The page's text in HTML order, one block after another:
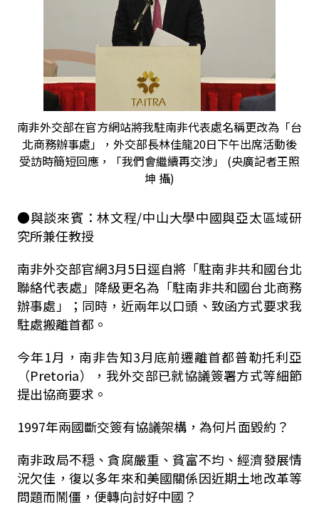
南非外交部在官方網站將我駐南非代表處名稱更改為「台
北商務辦事處」，外交部長林佳龍20日下午出席活動後
受訪時簡短回應，「我們會繼續再交涉」 (央廣記者王照
坤 攝)
●與談來賓：林文程/中山大學中國與亞太區域研
究所兼任教授
南非外交部官網3月5日逕自將「駐南非共和國台北
聯絡代表處」降級更名為「駐南非共和國台北商務
辦事處」；同時，近兩年以口頭、致函方式要求我
駐處搬離首都。
今年1月，南非告知3月底前遷離首都普勒托利亞
（Pretoria），我外交部已就協議簽署方式等細節
提出協商要求。
1997年兩國斷交簽有協議架構，為何片面毀約？
南非政局不穏、貪腐嚴重、貧富不均、經濟發展情
況欠佳，復以多年來和美國關係因近期土地改革等
問題而鬧僵，便轉向討好中國？